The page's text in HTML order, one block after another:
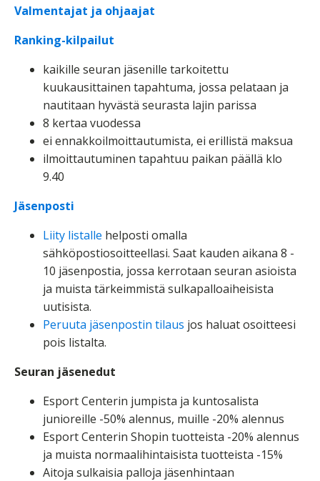
Valmentajat ja ohjaajat
Ranking-kilpailut
kaikille seuran jäsenille tarkoitettu
kuukausittainen tapahtuma, jossa pelataan ja
nautitaan hyvästä seurasta lajin parissa
8 kertaa vuodessa
ei ennakkoilmoittautumista, ei erillistä maksua
ilmoittautuminen tapahtuu paikan päällä klo
9.40
Jäsenposti
Liity listalle helposti omalla
sähköpostiosoitteellasi. Saat kauden aikana 8 -
10 jäsenpostia, jossa kerrotaan seuran asioista
ja muista tärkeimmistä sulkapalloaiheisista
uutisista.
Peruuta jäsenpostin tilaus jos haluat osoitteesi
pois listalta.
Seuran jäsenedut
Esport Centerin jumpista ja kuntosalista
junioreille -50% alennus, muille -20% alennus
Esport Centerin Shopin tuotteista -20% alennus
ja muista normaalihintaisista tuotteista -15%
Aitoja sulkaisia palloja jäsenhintaan